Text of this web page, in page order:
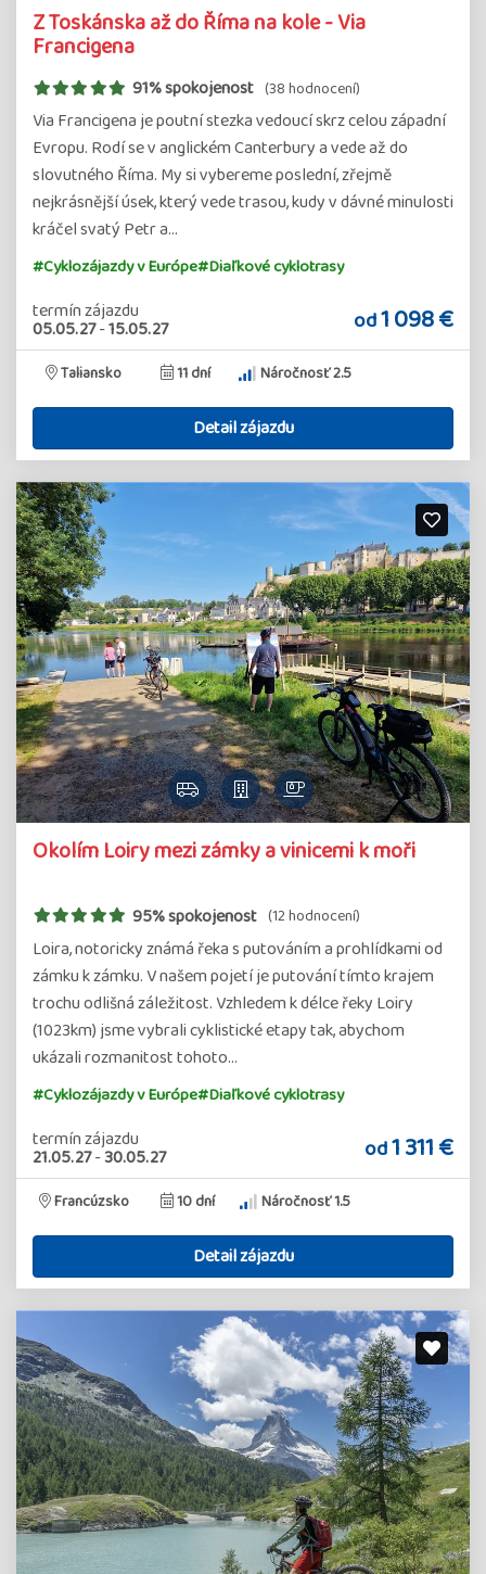
Z Toskánska až do Říma na kole - Via
Francigena
91% spokojenost (38 hodnocení)
Via Francigena je poutní stezka vedoucí skrz celou západní
Evropu. Rodí se v anglickém Canterbury a vede až do
slovutného Říma. My si vybereme poslední, zřejmě
nejkrásnější úsek, který vede trasou, kudy v dávné minulosti
kráčel svatý Petr a…
#Cyklozájazdy v Európe#Diaľkové cyklotrasy
termín zájazdu
05.05.27-15.05.27 od1 098 €
Taliansko 11 dní Náročnosť 2.5
Detail zájazdu
Okolím Loiry mezi zámky a vinicemi k moři
95% spokojenost (12 hodnocení)
Loira, notoricky známá řeka s putováním a prohlídkami od
zámku k zámku. V našem pojetí je putování tímto krajem
trochu odlišná záležitost. Vzhledem k délce řeky Loiry
(1023km) jsme vybrali cyklistické etapy tak, abychom
ukázali rozmanitost tohoto…
#Cyklozájazdy v Európe#Diaľkové cyklotrasy
termín zájazdu
21.05.27-30.05.27 od1 311 €
Francúzsko 10 dní Náročnosť 1.5
Detail zájazdu